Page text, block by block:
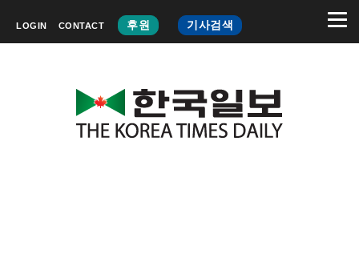
LOGIN CONTACT 후원 기사검색